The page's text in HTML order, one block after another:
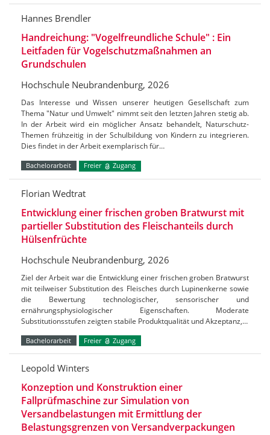
Hannes Brendler
Handreichung: "Vogelfreundliche Schule" : Ein
Leitfaden für Vogelschutzmaßnahmen an
Grundschulen
Hochschule Neubrandenburg, 2026
Das Interesse und Wissen unserer heutigen Gesellschaft zum
Thema "Natur und Umwelt" nimmt seit den letzten Jahren stetig ab.
In der Arbeit wird ein möglicher Ansatz behandelt, Naturschutz-
Themen frühzeitig in der Schulbildung von Kindern zu integrieren.
Dies findet in der Arbeit exemplarisch für…
Bachelorarbeit Freier Zugang
Florian Wedtrat
Entwicklung einer frischen groben Bratwurst mit
partieller Substitution des Fleischanteils durch
Hülsenfrüchte
Hochschule Neubrandenburg, 2026
Ziel der Arbeit war die Entwicklung einer frischen groben Bratwurst
mit teilweiser Substitution des Fleisches durch Lupinenkerne sowie
die Bewertung technologischer, sensorischer und
ernährungsphysiologischer Eigenschaften. Moderate
Substitutionsstufen zeigten stabile Produktqualität und Akzeptanz,…
Bachelorarbeit Freier Zugang
Leopold Winters
Konzeption und Konstruktion einer
Fallprüfmaschine zur Simulation von
Versandbelastungen mit Ermittlung der
Belastungsgrenzen von Versandverpackungen